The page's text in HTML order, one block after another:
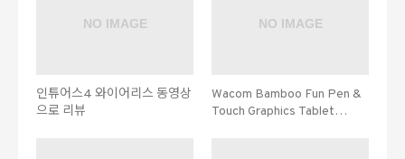
인튜어스4 와이어리스 동영상
으로 리뷰
Wacom Bamboo Fun Pen &
Touch Graphics Tablet